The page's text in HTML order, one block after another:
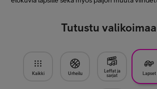
Tutustu
Kaikki Urheilu
Leffat ja
sarjat
Lapset